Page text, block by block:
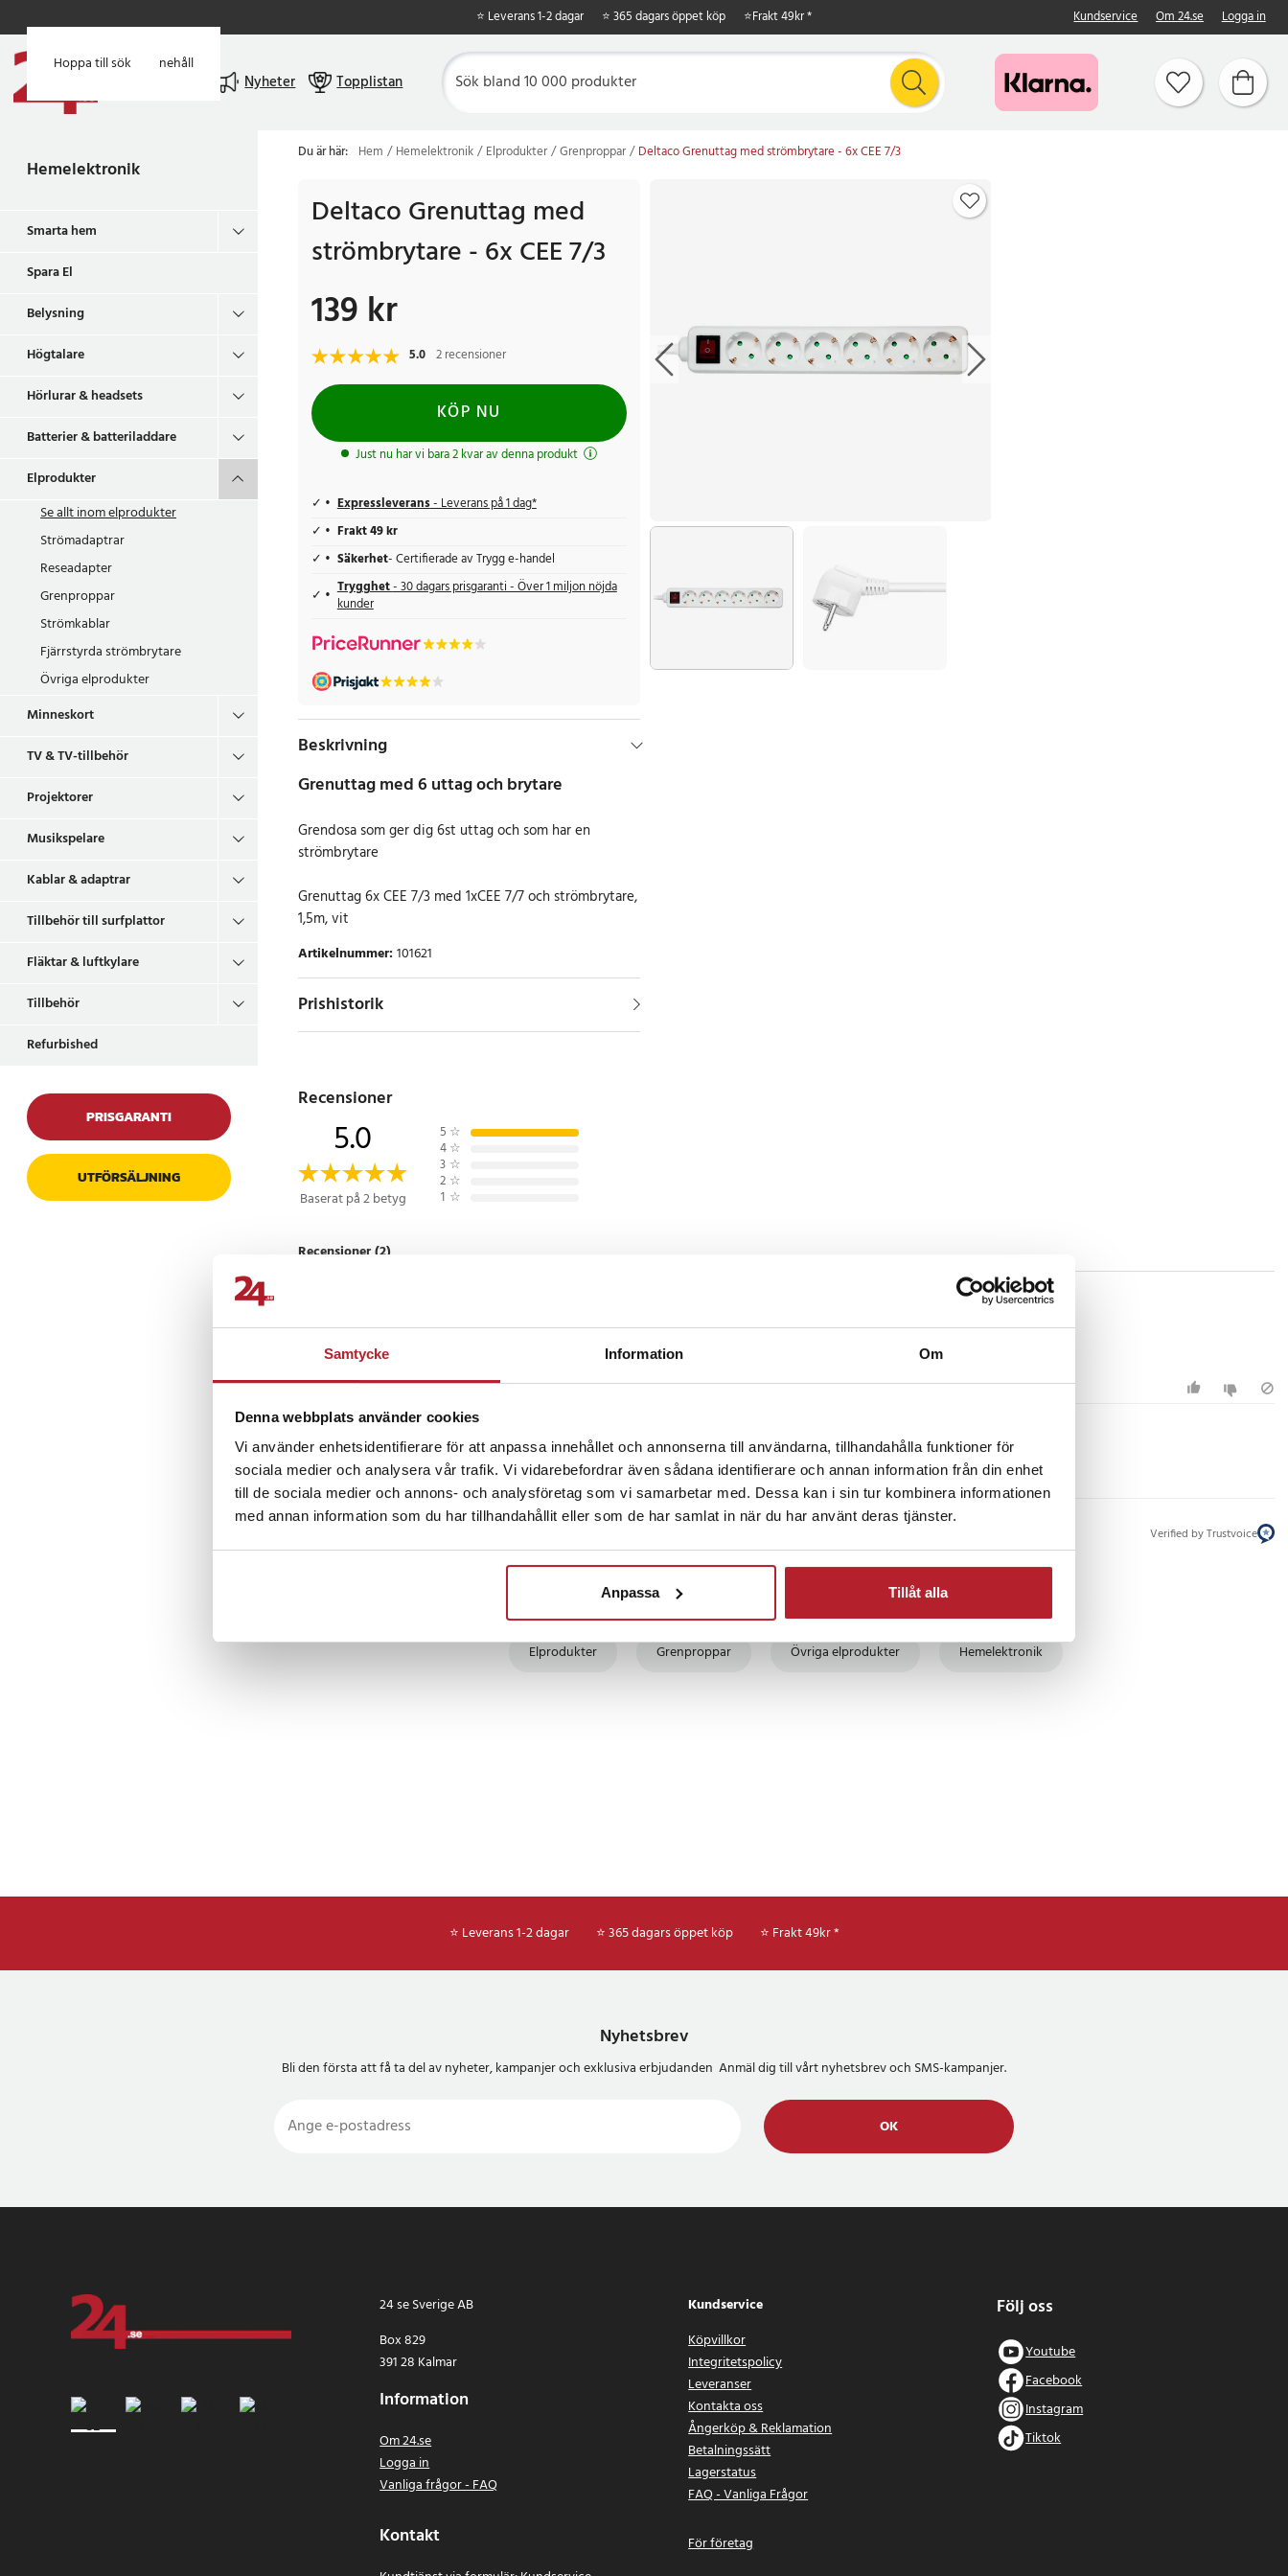
Samtycke Information Om
Denna webbplats använder cookies
Vi använder enhetsidentifierare för att anpassa innehållet och annonserna till användarna, tillhandahålla funktioner för
sociala medier och analysera vår trafik. Vi vidarebefordrar även sådana identifierare och annan information från din enhet
till de sociala medier och annons- och analysföretag som vi samarbetar med. Dessa kan i sin tur kombinera informationen
med annan information som du har tillhandahållit eller som de har samlat in när du har använt deras tjänster.
Anpassa Tillåt alla
Hoppa till huvudinnehåll
Hoppa till sök
⭐ Leverans 1-2 dagar ⭐ 365 dagars öppet köp ⭐Frakt 49kr * Kundservice Om 24.se Logga in
Nyheter Topplistan
Hemelektronik
Smarta hem
Spara El
Belysning
Högtalare
Hörlurar & headsets
Batterier & batteriladdare
Elprodukter
Se allt inomelprodukter
Strömadaptrar
Reseadapter
Grenproppar
Strömkablar
Fjärrstyrda strömbrytare
Övriga elprodukter
Minneskort
TV & TV-tillbehör
Projektorer
Musikspelare
Kablar & adaptrar
Tillbehör till surfplattor
Fläktar & luftkylare
Tillbehör
Refurbished
PRISGARANTI
UTFÖRSÄLJNING
Du är här: Hem Hemelektronik Elprodukter Grenproppar Deltaco Grenuttag med strömbrytare - 6x CEE 7/3
Deltaco Grenuttag med
strömbrytare - 6x CEE 7/3
Pris:139 kr
139 kr
5.0 2 recensioner
KÖP NU
Just nu har vi bara 2 kvar av denna produkt
Expressleverans- Leverans på 1 dag*
Frakt 49 kr
Säkerhet- Certifierade av Trygg e-handel
Trygghet- 30 dagars prisgaranti - Över 1 miljon nöjda
kunder
Beskrivning
Grenuttag med 6 uttag och brytare
Grendosa som ger dig 6st uttag och som har en
strömbrytare
Grenuttag 6x CEE 7/3 med 1xCEE 7/7 och strömbrytare,
1,5m, vit
Artikelnummer:101621
Prishistorik
Recensioner
5.0
Baserat på 2 betyg
5 ☆
4 ☆
3 ☆
2 ☆
1 ☆
Recensioner (2)
Allt ok från det företaget, gällande snabb leverans och pris.
Översatt från danska•Visa original
LP
Verified by Trustvoice
Fortsätt att fynda
Elprodukter Grenproppar Övriga elprodukter Hemelektronik
⭐ Leverans 1-2 dagar ⭐ 365 dagars öppet köp ⭐ Frakt 49kr *
Nyhetsbrev
Bli den första att få ta del av nyheter, kampanjer och exklusiva erbjudanden Anmäl dig till vårt nyhetsbrev och SMS-kampanjer.
OK
24 se Sverige AB
Box 829
391 28 Kalmar
Information
Om 24.se
Logga in
Vanliga frågor - FAQ
Kontakt
Kundservice
Köpvillkor
Integritetspolicy
Leveranser
Kontakta oss
Ångerköp & Reklamation
Betalningssätt
Lagerstatus
FAQ - Vanliga Frågor
För företag
Följ oss
Youtube
Facebook
Instagram
Tiktok